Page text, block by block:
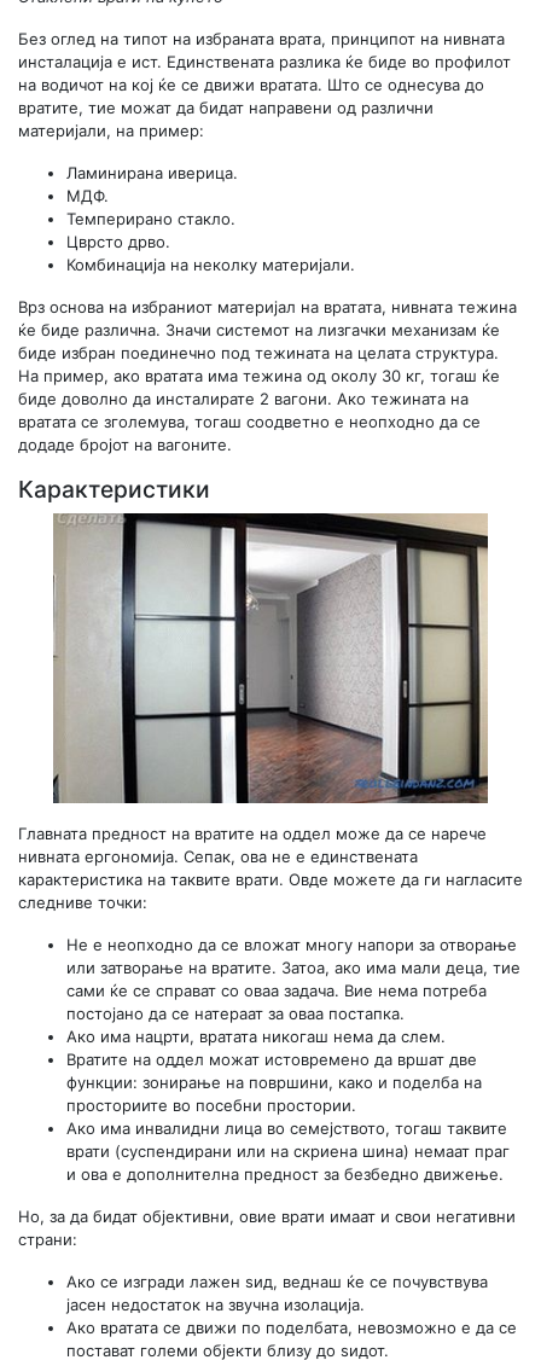
Без оглед на типот на избраната врата, принципот на нивната
инсталација е ист. Единствената разлика ќе биде во профилот
на водичот на кој ќе се движи вратата. Што се однесува до
вратите, тие можат да бидат направени од различни
материјали, на пример:
Ламинирана иверица.
МДФ.
Темперирано стакло.
Цврсто дрво.
Комбинација на неколку материјали.
Врз основа на избраниот материјал на вратата, нивната тежина
ќе биде различна. Значи системот на лизгачки механизам ќе
биде избран поединечно под тежината на целата структура.
На пример, ако вратата има тежина од околу 30 кг, тогаш ќе
биде доволно да инсталирате 2 вагони. Ако тежината на
вратата се зголемува, тогаш соодветно е неопходно да се
додаде бројот на вагоните.
Карактеристики
Главната предност на вратите на оддел може да се нарече
нивната ергономија. Сепак, ова не е единствената
карактеристика на таквите врати. Овде можете да ги нагласите
следниве точки:
Не е неопходно да се вложат многу напори за отворање
или затворање на вратите. Затоа, ако има мали деца, тие
сами ќе се справат со оваа задача. Вие нема потреба
постојано да се натераат за оваа постапка.
Ако има нацрти, вратата никогаш нема да слем.
Вратите на оддел можат истовремено да вршат две
функции: зонирање на површини, како и поделба на
просториите во посебни простории.
Ако има инвалидни лица во семејството, тогаш таквите
врати (суспендирани или на скриена шина) немаат праг
и ова е дополнителна предност за безбедно движење.
Но, за да бидат објективни, овие врати имаат и свои негативни
страни:
Ако се изгради лажен ѕид, веднаш ќе се почувствува
јасен недостаток на звучна изолација.
Ако вратата се движи по поделбата, невозможно е да се
постават големи објекти близу до ѕидот.